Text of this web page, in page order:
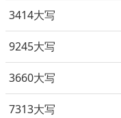
3414大写
9245大写
3660大写
7313大写